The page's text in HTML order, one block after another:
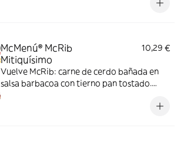
McMenú® McRib
Mitiquísimo
10,29 €
Vuelve McRib: carne de cerdo bañada en
salsa barbacoa con tierno pan tostado.